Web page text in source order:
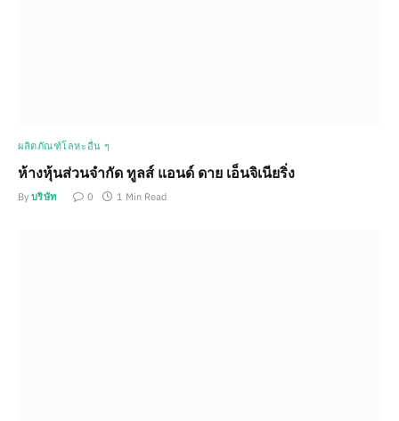
ผลิตภัณฑ์โลหะอื่น ๆ
ห้างหุ้นส่วนจำกัด ทูลส์ แอนด์ ดาย เอ็นจิเนียริ่ง
By บริษัท 0 1 Min Read